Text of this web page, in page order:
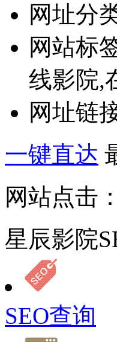
网址分
网站标
线影院,
网址链
一键直达
网站点击：
星辰影院
SEO查询